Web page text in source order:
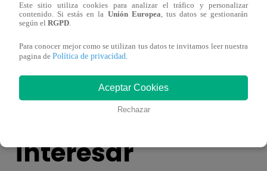
¿Por qué Nelly Rossinelli se volvió viral
antes de Navidad?
La
También te puede
interesar
Este sitio utiliza cookies para analizar el tráfico y personalizar
contenido. Si estás en la Unión Europea , tus datos se gestionarán
según el RGPD
Para conocer mejor como se utilizan tus datos te invitamos leer nuestra
pagina de Política de privacidad
Aceptar Cookies
Rechazar